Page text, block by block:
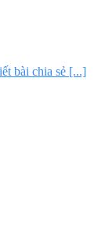
bài chia sẻ [...]